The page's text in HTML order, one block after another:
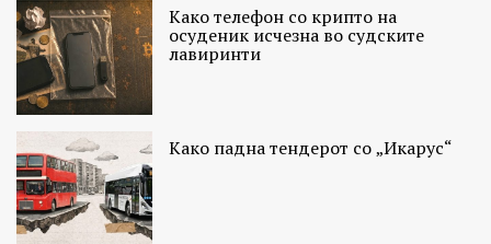
Како телефон со крипто на
осуденик исчезна во судските
лавиринти
Како падна тендерот со „Икарус“